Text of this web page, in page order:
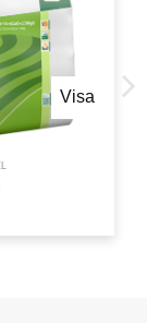
Visa